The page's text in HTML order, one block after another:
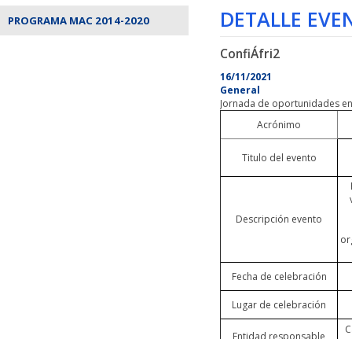
PROGRAMA MAC 2014-2020 DETALLE
ConfiÁfri2
16/11/2021
General
Jornada de oportunidades
Acrónimo
Titulo del evento
Descripción evento
Fecha de celebración
Lugar de celebración
Entidad responsable